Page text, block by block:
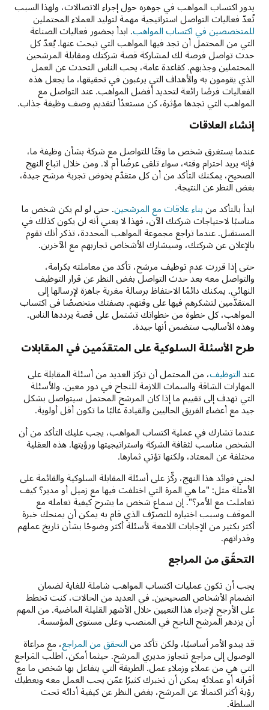
يدور اكتساب المواهب في جوهره حول إجراء الاتصالات، ولهذا السبب
تُعدّ فعاليات التواصل استراتيجية مهمة لتوليد العملاء المحتملين
للمتخصصين في اكتساب المواهب. ابدأ بحضور فعاليات الصناعة
التي من المحتمل أن تجد فيها المواهب التي تبحث عنها. يُعدّ كل
حدث تواصل فرصة لك لمشاركة قصة شركتك ومقابلة المرشحين
المحتملين وجذبهم. كقاعدة عامة، يحب الناس التحدث عن العمل
الذي يقومون به والأهداف التي يرغبون في تحقيقها، ما يجعل هذه
الفعاليات فرصًا رائعة لتحديد أفضل المواهب. عند التواصل مع
المواهب التي تجدها مؤثرة، كن مستعدًأ لتقديم وصف وظيفة جذاب.
إنشاء العلاقات
عندما يستغرق شخص ما وقتًا للتواصل مع شركة بشأن وظيفة ما،
فإنه يريد احترام وقته، سواء تلقى عرضًا أم لا. ومن خلال اتباع النهج
الصحيح، يمكنك التأكد من أن كل متقدّم يخوض تجربة مرشح جيدة،
بغض النظر عن النتيجة.
ابدأ بالتأكد من بناء علاقات مع المرشحين. حتى لو لم يكن شخص ما
مناسبًا لاحتياجات شركتك الآن، فهذا لا يعني أنه لن يكون كذلك في
المستقبل. عندما تراجع مجموعة المواهب المحددة، تذكر أنك تقوم
بالإعلان عن شركتك، وسيشارك الأشخاص تجاربهم مع الآخرين.
حتى إذا قررت عدم توظيف مرشح، تأكد من معاملته بكرامة،
والتواصل معه بعد حدث التواصل بغض النظر عن قرار التوظيف
النهائي. يمكنك دائمًا الاحتفاظ برسالة مغرية جاهزة لإرسالها إلى
المتقدّمين لتشكرهم فيها على وقتهم. بصفتك متخصصًا في اكتساب
المواهب، كل خطوة من خطواتك تشتمل على قصة يرددها الناس.
وهذه الأساليب ستضمن أنها جيدة.
طرح الأسئلة السلوكية على المتقدّمين في المقابلات
عند التوظيف، من المحتمل أن تركز العديد من أسئلة المقابلة على
المهارات الشاقة والسمات اللازمة للنجاح في دور معين. والأسئلة
التي تهدف إلى تقييم ما إذا كان المرشح المحتمل سيتواصل بشكل
جيد مع أعضاء الفريق الحاليين والقيادة غالبًا ما تكون أقل أولوية.
عندما تشارك في عملية اكتساب المواهب، يجب عليك التأكد من أن
الشخص مناسب لثقافة الشركة واستراتيجيتها ورؤيتها. هذه العقلية
مختلفة عن المعتاد، ولكنها تؤتي ثمارها.
لجني فوائد هذا النهج، ركِّز على أسئلة المقابلة السلوكية والقائمة على
الأمثلة مثل: "ما هي المرة التي اختلفت فيها مع زميل أو مدير؟ كيف
تعاملت مع الأمر؟". إن سماع شخص ما يشرح كيفية تعامله مع
الموقف وسبب اختياره للتصرّف الذي قام به يمكن أن يمنحك خبرة
أكثر بكثير من الإجابات اللامعة لأسئلة أكثر وضوحًا بشأن تاريخ عملهم
وقدراتهم.
التحقّق من المراجع
يجب أن تكون عمليات اكتساب المواهب شاملة للغاية لضمان
انضمام الأشخاص الصحيحين. في العديد من الحالات، كنت تخطط
على الأرجح لإجراء هذا التعيين خلال الأشهر القليلة الماضية. من المهم
أن يزدهر المرشح الناجح في المنصب وعلى مستوى المؤسسة.
قد يبدو الأمر أساسيًا، ولكن تأكد من التحقق من المراجع، مع مراعاة
الوصول إلى مراجع تتجاوز مديري المرشح. حيثما أمكن، اطلب المَراجع
التي هي من عملاء وزملاء عمل. الطريقة التي يتفاعل بها شخص ما مع
أقرانه أو عملائه يمكن أن تخبرك كثيرًا عمّن يحب العمل معه ويعطيك
رؤية أكثر اكتمالًا عن المرشح، بغض النظر عن كيفية أدائه تحت
السلطة.